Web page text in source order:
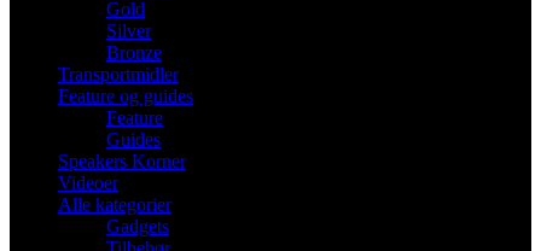
Gold
Silver
Bronze
Transportmidler
Feature og guides
Feature
Guides
Speakers Korner
Videoer
Alle kategorier
Gadgets